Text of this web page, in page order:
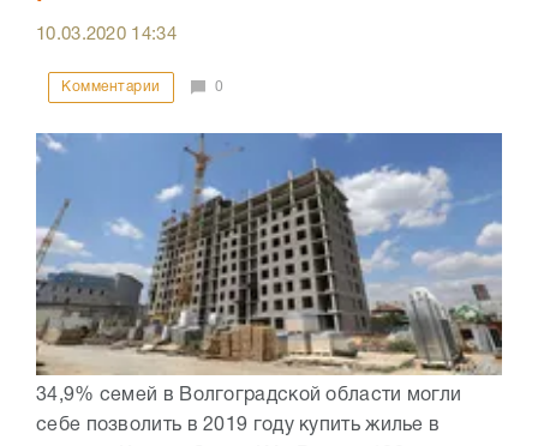
10.03.2020 14:34
Комментарии 0
34,9% семей в Волгоградской области могли
себе позволить в 2019 году купить жилье в